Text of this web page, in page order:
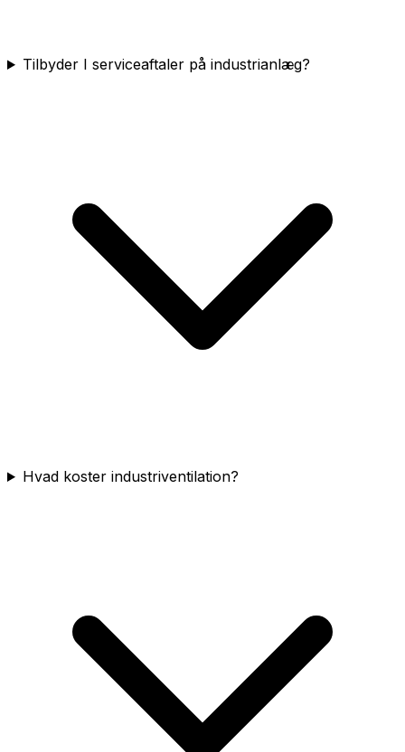
Tilbyder I serviceaftaler på industrianlæg?
Hvad koster industriventilation?